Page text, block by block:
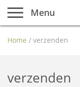
Menu
Home / verzenden
verzenden